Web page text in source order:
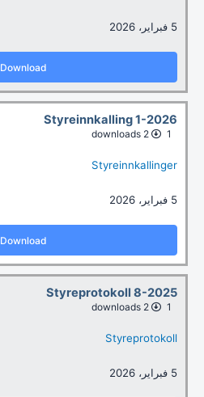
5 فبراير، 2026
Download
Styreinnkalling 1-2026
1
2 downloads
Styreinnkallinger
5 فبراير، 2026
Download
Styreprotokoll 8-2025
1
2 downloads
Styreprotokoll
5 فبراير، 2026